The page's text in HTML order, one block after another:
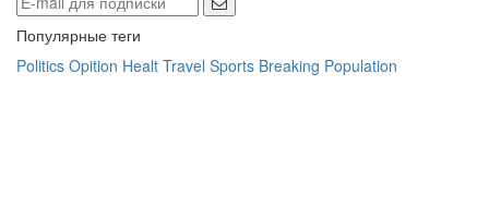
Популярные теги
Politics Opition Healt Travel Sports Breaking Population